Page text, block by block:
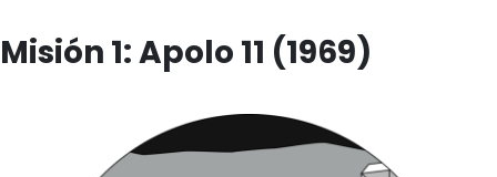
Misión 1: Apolo 11 (1969)